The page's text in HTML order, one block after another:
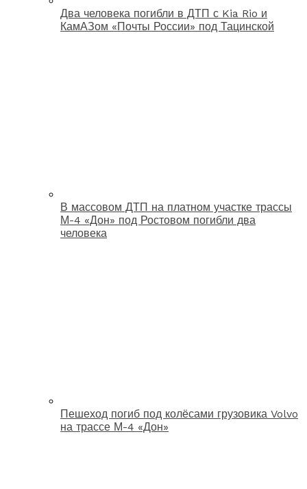
Два человека погибли в ДТП с Kia Rio и
КамАЗом «Почты России» под Тацинской
В массовом ДТП на платном участке трассы
М-4 «Дон» под Ростовом погибли два
человека
Пешеход погиб под колёсами грузовика Volvo
на трассе М-4 «Дон»